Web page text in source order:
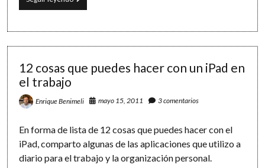
Sistemas Operativos
Software
y
componiendo
12 cosas que puedes hacer con un iPad en
el trabajo
Enrique Benimeli mayo 15, 2011 3 comentarios
En forma de lista de 12 cosas que puedes hacer con el
iPad, comparto algunas de las aplicaciones que utilizo a
diario para el trabajo y la organización personal.